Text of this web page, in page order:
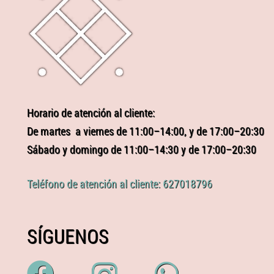
Horario de atención al cliente:
De martes a viernes de 11:00–14:00, y de 17:00–20:30
Sábado y domingo de 11:00–14:30 y de 17:00–20:30
Teléfono de atención al cliente: 627018796
SÍGUENOS